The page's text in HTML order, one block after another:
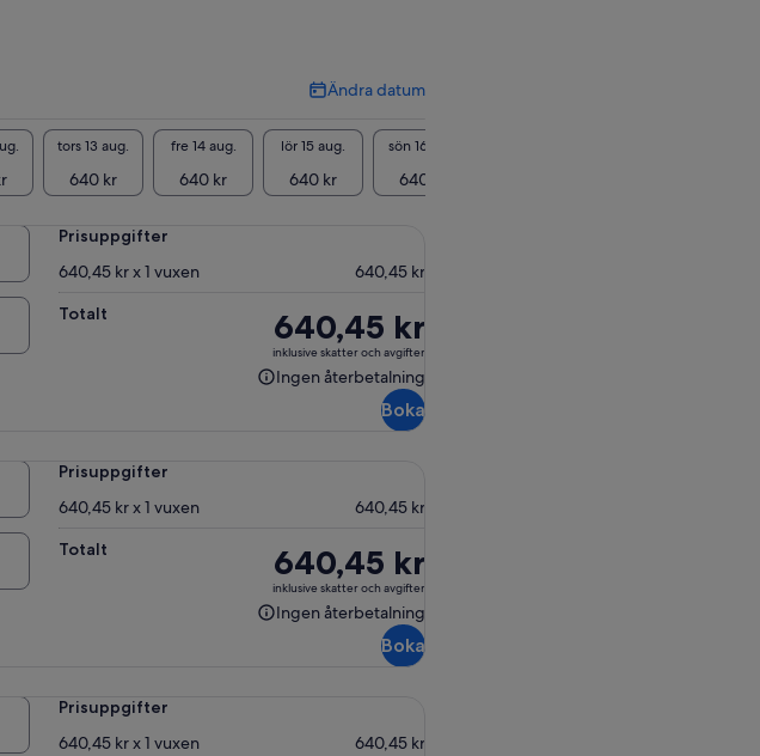
Ändra datum
Ändra
tors 13 aug.
640 kr
fre 14 aug.
640 kr
lör 15 aug.
640 kr
sön 16 aug.
640 kr
Prisuppgifter
640,45 kr x 1 vuxen
640,45 kr
Totalt
Priset
är
640,45 kr
640,45 kr
inklusive skatter och avgifter
Ingen återbetalning
Ingen
Boka
Prisuppgifter
640,45 kr x 1 vuxen
640,45 kr
Totalt
Priset
är
640,45 kr
640,45 kr
inklusive skatter och avgifter
Ingen återbetalning
Ingen
Boka
Prisuppgifter
640,45 kr x 1 vuxen
640,45 kr